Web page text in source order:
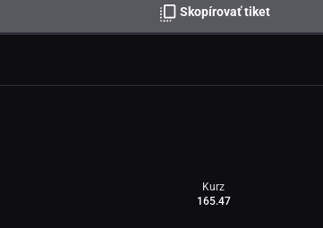
Skopírovať tiket
Kurz
165.47